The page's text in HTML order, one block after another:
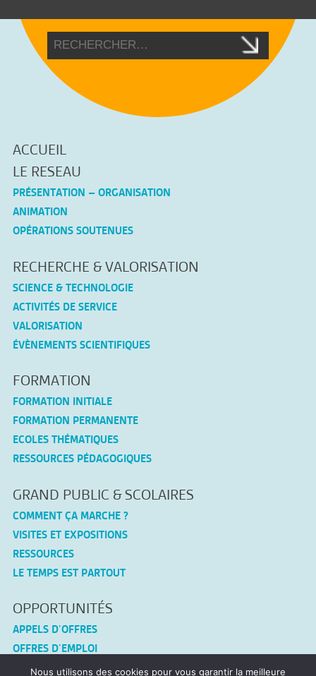
ACCUEIL
LE RESEAU
PRÉSENTATION – ORGANISATION
ANIMATION
OPÉRATIONS SOUTENUES
RECHERCHE & VALORISATION
SCIENCE & TECHNOLOGIE
ACTIVITÉS DE SERVICE
VALORISATION
ÉVÈNEMENTS SCIENTIFIQUES
FORMATION
FORMATION INITIALE
FORMATION PERMANENTE
ECOLES THÉMATIQUES
RESSOURCES PÉDAGOGIQUES
GRAND PUBLIC & SCOLAIRES
COMMENT ÇA MARCHE ?
VISITES ET EXPOSITIONS
RESSOURCES
LE TEMPS EST PARTOUT
OPPORTUNITÉS
APPELS D’OFFRES
OFFRES D’EMPLOI
Nous utilisons des cookies pour vous garantir la meilleure